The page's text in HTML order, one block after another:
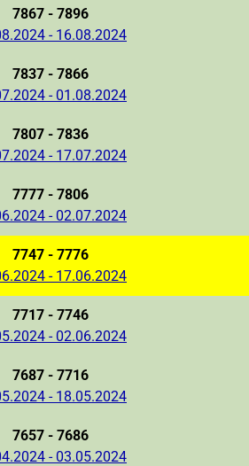
7867 - 7896
- 16.08.2024
7837 - 7866
- 01.08.2024
7807 - 7836
- 17.07.2024
7777 - 7806
- 02.07.2024
7747 - 7776
- 17.06.2024
7717 - 7746
- 02.06.2024
7687 - 7716
- 18.05.2024
7657 - 7686
- 03.05.2024